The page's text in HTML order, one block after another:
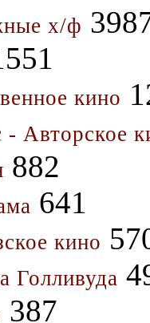
х/ф
кино
- Авторское
882
641
кино
Голливуда
387